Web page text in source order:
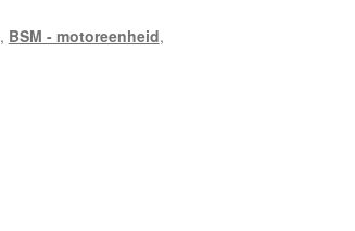
, BSM - motoreenheid,